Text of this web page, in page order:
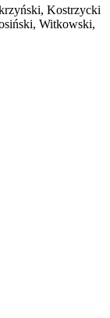
Kostrzycki
Witkowski,